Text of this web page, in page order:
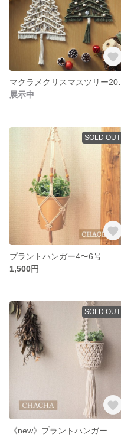
展示中
SOLD OUT
プラントハンガー4〜6号
1,500円
SOLD OUT
《new》プラントハンガー